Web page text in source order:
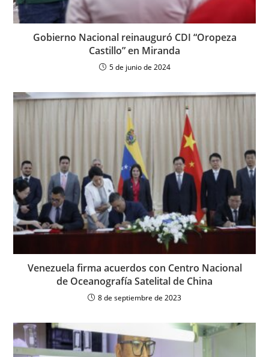
Gobierno Nacional reinauguró CDI “Oropeza
Castillo” en Miranda
5 de junio de 2024
Venezuela firma acuerdos con Centro Nacional
de Oceanografía Satelital de China
8 de septiembre de 2023